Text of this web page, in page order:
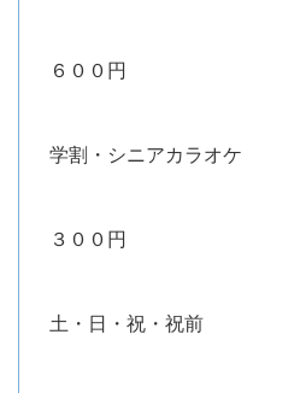
６００円
学割・シニアカラオケ
３００円
土・日・祝・祝前